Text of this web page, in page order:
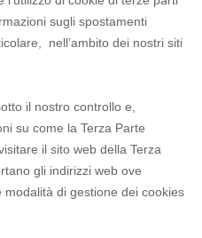
sugli spostamenti
nell’ambito dei nostri siti
il nostro controllo e,
su come la Terza Parte
il sito web della Terza
gli indirizzi web ove
di gestione dei cookies